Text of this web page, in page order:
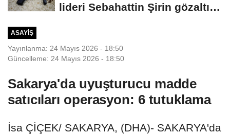
lideri Sebahattin Şirin gözaltına
ASAYIŞ
Yayınlanma: 24 Mayıs 2026 - 18:50
Güncelleme: 24 Mayıs 2026 - 18:50
Sakarya'da uyuşturucu madde
satıcıları operasyon: 6 tutuklama
İsa ÇİÇEK/ SAKARYA, (DHA)- SAKARYA'da